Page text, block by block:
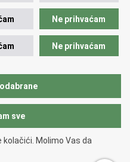
Ne prihvaćam
Ne prihvaćam
sve
Molimo Vas da